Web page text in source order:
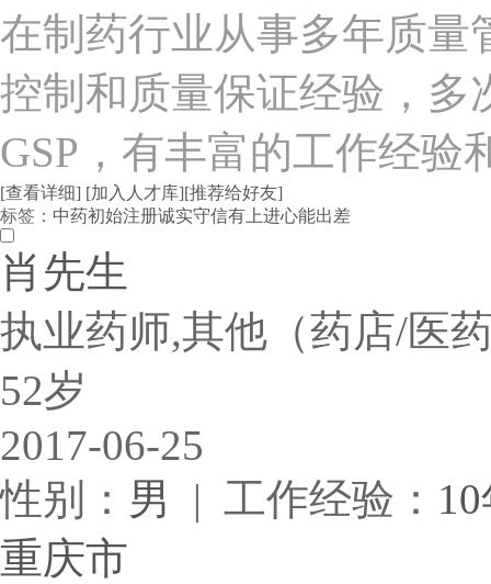
在制药行业从事多年质量
控制和质量保证经验，多
GSP，有丰富的工作经验
[查看详细] [加入人才库][推荐给好友]
标签： 中药初始注册诚实守信有上进心能出差
肖先生
执业药师,其他（药店/医
52岁
2017-06-25
性别： 男 | 工作经验：
重庆市